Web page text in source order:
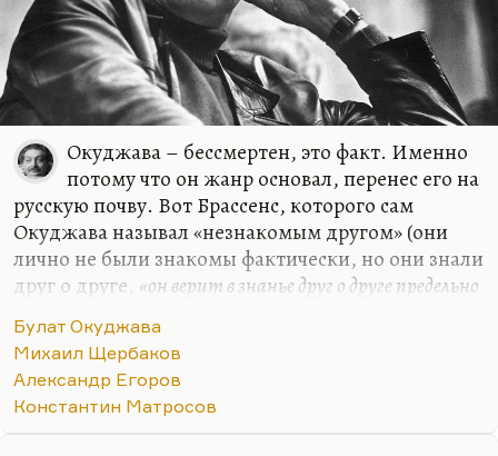
Окуджава – бессмертен, это факт. Именно
потому что он жанр основал, перенес его на
русскую почву. Вот Брассенс, которого сам
Окуджава называл «незнакомым другом» (они
лично не были знакомы фактически, но они знали
друг о друге, «он верит в знанье друг о друге предельно
бессмертие гарантировано именно потому, что он
сумел фольклорную амбивалентность,
неоднозначность, загадочность, параллельность
развития куплета и рефрена, – он сумел это
Булат Окуджава
Михаил Щербаков
Александр Егоров
Константин Матросов